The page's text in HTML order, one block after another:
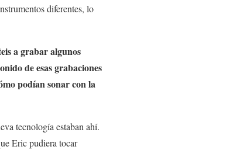
diferentes, lo
a grabar algunos
de esas grabaciones
podían sonar con la
tecnología estaban ahí.
Eric pudiera tocar